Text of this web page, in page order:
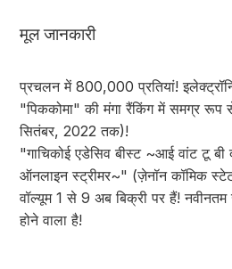
मूल जानकारी
प्रचलन में 800,000 प्रतियां!
"पिककोमा" की मंगा रैंकिंग में समग्र
सितंबर, 2022 तक)!
"गाचिकोई एडेसिव बीस्ट ~आई वांट टू
ऑनलाइन स्ट्रीमर~" (ज़ेनॉन कॉमिक
वॉल्यूम 1 से 9 अब बिक्री पर हैं!
होने वाला है!